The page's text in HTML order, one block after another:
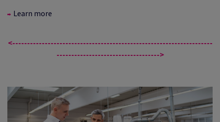
Learn more
<--------------------------------------------------------------------
----------------------------------->